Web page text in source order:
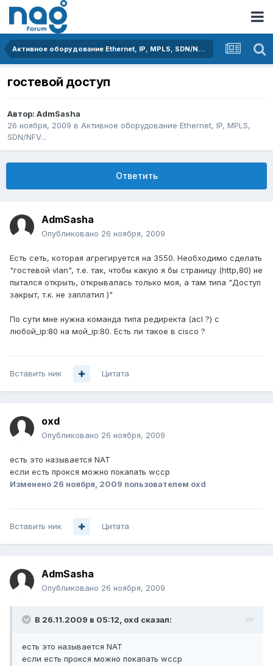
Активное оборудование Ethernet, IP, MPLS, SDN/NFV...
гостевой доступ
Автор: AdmSasha
26 ноября, 2009 в Активное оборудование Ethernet, IP, MPLS,
SDN/NFV...
Ответить
AdmSasha
Опубликовано 26 ноября, 2009
Есть сеть, которая агрегируется на 3550. Необходимо сделать
"гостевой vlan", т.е. так, чтобы какую я бы страницу (http,80) не
пытался открыть, открывалась только моя, а там типа "Доступ
закрыт, т.к. не заплатил )"
По сути мне нужна команда типа редиректа (acl ?) с
любой_ip:80 на мой_ip:80. Есть ли такое в cisco ?
Вставить ник Цитата
oxd
Опубликовано 26 ноября, 2009
есть это называется NAT
если есть прокся можно покапать wccp
Изменено 26 ноября, 2009 пользователем oxd
Вставить ник Цитата
AdmSasha
Опубликовано 26 ноября, 2009
В 26.11.2009 в 05:12, oxd сказал:
есть это называется NAT
если есть прокся можно покапать wccp